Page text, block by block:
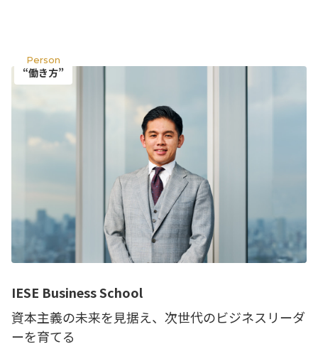
Person
“働き方”
IESE Business School
資本主義の未来を見据え、次世代のビジネスリーダ
ーを育てる